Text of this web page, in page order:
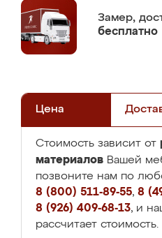
Замер,
бесплатно
Цена
Стоимость зависит от
материалов Вашей
позвоните нам по
8 (800) 511-89-55, 8
8 (926) 409-68-13, и
рассчитает стоимость.